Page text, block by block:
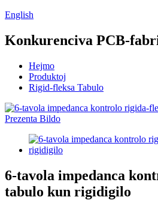
English
Konkurenciva PCB-
Hejmo
Produktoj
Rigid-fleksa Tabulo
6-tavola impedanca
tabulo kun rigidigilo